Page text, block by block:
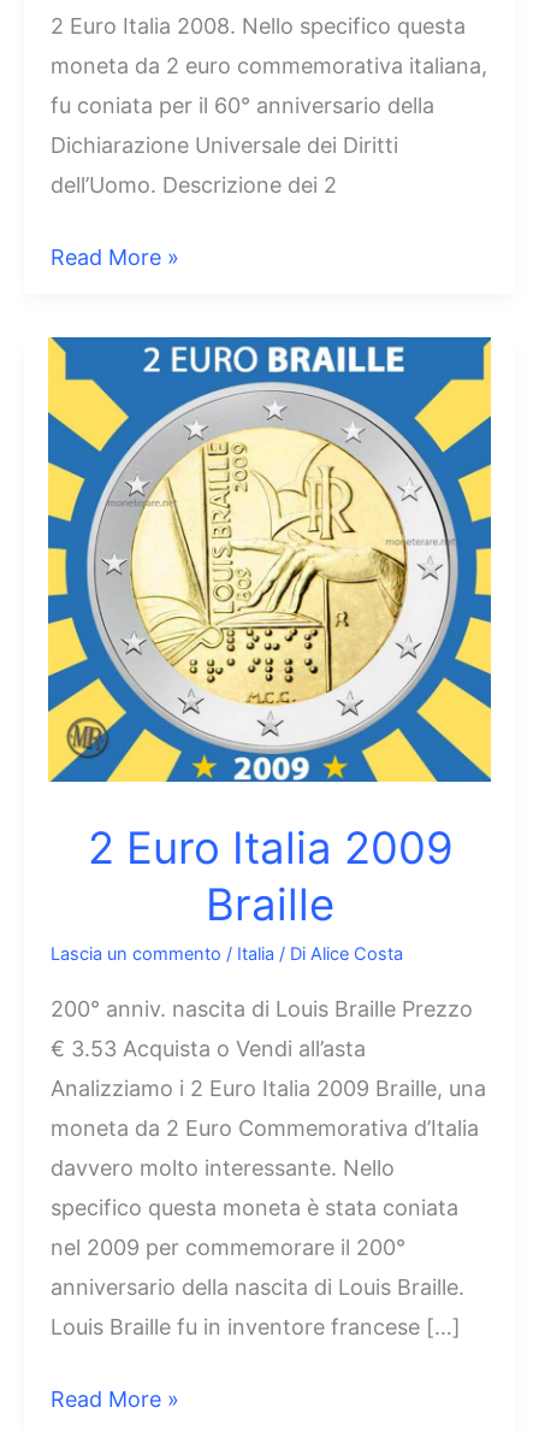
2 Euro Italia 2008. Nello specifico questa
moneta da 2 euro commemorativa italiana,
fu coniata per il 60° anniversario della
Dichiarazione Universale dei Diritti
dell’Uomo. Descrizione dei 2
2
Italia
2008
Read More »
2 Euro Italia 2009
Braille
Lascia un commento / Italia / Di Alice Costa
200° anniv. nascita di Louis Braille Prezzo
€ 3.53 Acquista o Vendi all’asta
Analizziamo i 2 Euro Italia 2009 Braille, una
moneta da 2 Euro Commemorativa d’Italia
davvero molto interessante. Nello
specifico questa moneta è stata coniata
nel 2009 per commemorare il 200°
anniversario della nascita di Louis Braille.
Louis Braille fu in inventore francese […]
2
Read More »